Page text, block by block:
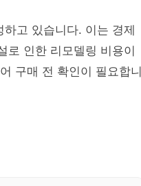
고 있습니다. 이는 경제
로 인한 리모델링 비용이
구매 전 확인이 필요합니